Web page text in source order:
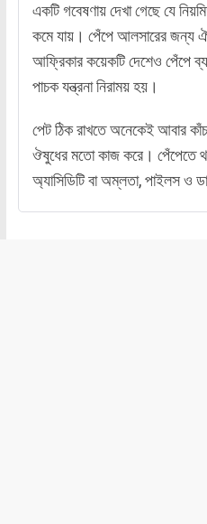
একটি গবেষণায় দেখা গেছে যে
কমে যায়। পেঁপে আলসারের জন্য
আফ্রিকার কয়েকটি দেশেও পেঁপে
পাচক যন্ত্রনা নিরাময় হয়।
পেট ঠিক রাখতে অনেকেই আবার
ঔষুধের মতো কাজ করে। পেঁপেতে
অ্যাসিডিটি বা অম্লতা, পাইলস ও